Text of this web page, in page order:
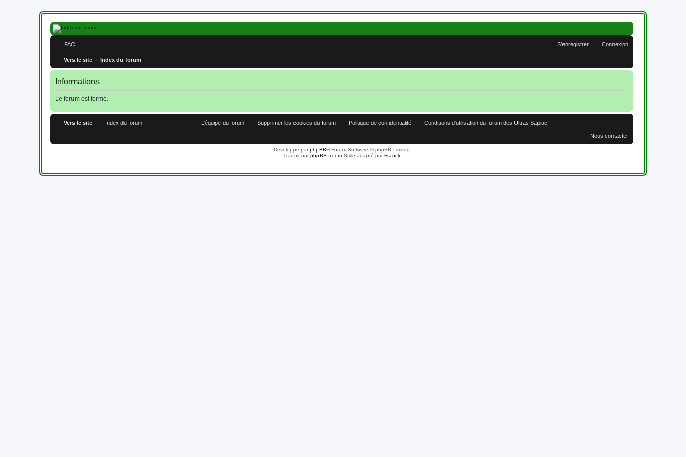
FAQ Connexion
S’enregistrer
Vers le site Index du forum
Informations
Le forum est fermé.
Vers le site Index du forum Conditions d'utilisation du forum des Ultras Sapiac
Politique de confidentialité
Supprimer les cookies du forum
L’équipe du forum
Nous contacter
Développé parphpBB® Forum Software © phpBB Limited
Traduit parphpBB-fr.comStyle adapté parFranck